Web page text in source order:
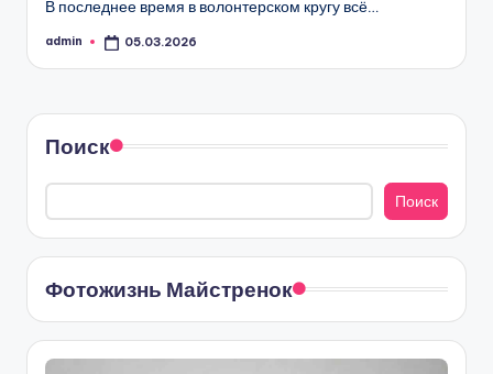
В последнее время в волонтерском кругу всё…
Запись
admin 05.03.2026
Поиск
Поиск
Фотожизнь Майстренок